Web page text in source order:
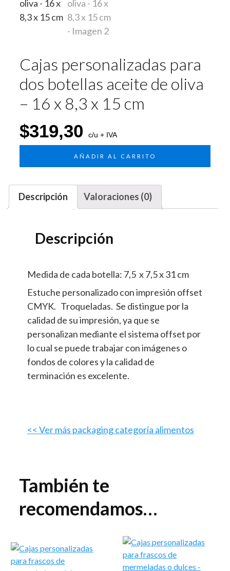
Cajas personalizadas para
dos botellas aceite de oliva
– 16 x 8,3 x 15 cm
$319,30 c/u + IVA
AÑADIR AL CARRITO
Descripción Valoraciones (0)
Descripción
Medida de cada botella: 7,5 x 7,5 x 31 cm
Estuche personalizado con impresión offset
CMYK. Troqueladas. Se distingue por la
calidad de su impresión, ya que se
personalizan mediante el sistema offset por
lo cual se puede trabajar con imágenes o
fondos de colores y la calidad de
terminación es excelente.
<< Ver más packaging categoría alimentos
También te
recomendamos…